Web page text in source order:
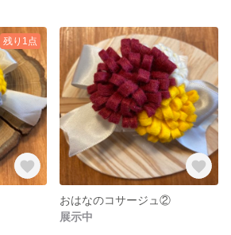
残り1点
おはなのコサージュ②
展示中